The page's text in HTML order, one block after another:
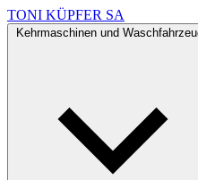
TONI KÜPFER SA